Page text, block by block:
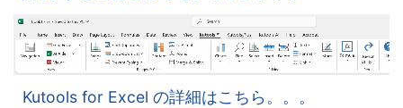
Kutools for Excel の詳細はこちら。。。